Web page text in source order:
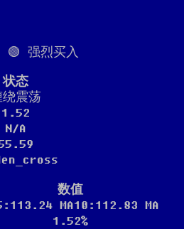
🟢 强烈买入
状态
绕震荡
1.52
N/A
数值
MA10:112.83 MA
1.52%